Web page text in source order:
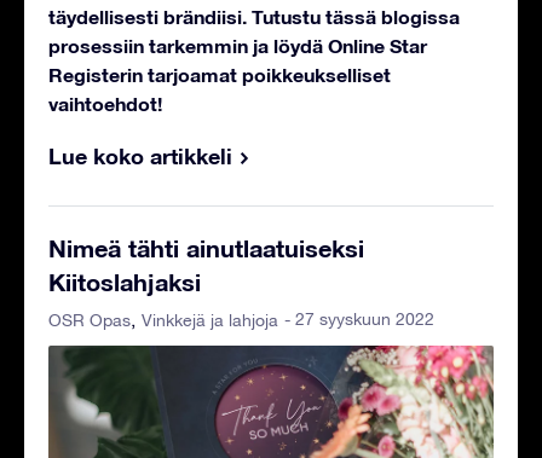
täydellisesti brändiisi. Tutustu tässä blogissa
prosessiin tarkemmin ja löydä Online Star
Registerin tarjoamat poikkeukselliset
vaihtoehdot!
Lue koko artikkeli
Nimeä tähti ainutlaatuiseksi
Kiitoslahjaksi
OSR Opas Vinkkejä ja lahjoja - 27 syyskuun 2022